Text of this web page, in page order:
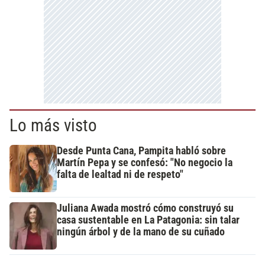
Lo más visto
Desde Punta Cana, Pampita habló sobre
Martín Pepa y se confesó: "No negocio la
falta de lealtad ni de respeto"
Juliana Awada mostró cómo construyó su
casa sustentable en La Patagonia: sin talar
ningún árbol y de la mano de su cuñado